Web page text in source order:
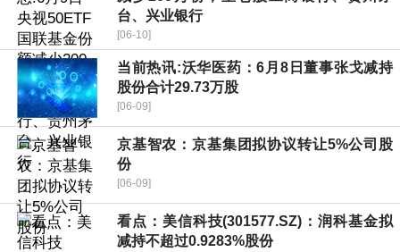
台、兴业银行
[06-10]
当前热讯:沃华医药：6月8日董事张戈减持
股份合计29.73万股
[06-09]
京基智农：京基集团拟协议转让5%公司股
份
[06-09]
看点：美信科技(301577.SZ)：润科基金拟
减持不超过0.9283%股份